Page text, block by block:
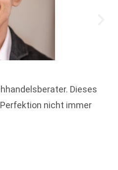
Dieses
nicht immer